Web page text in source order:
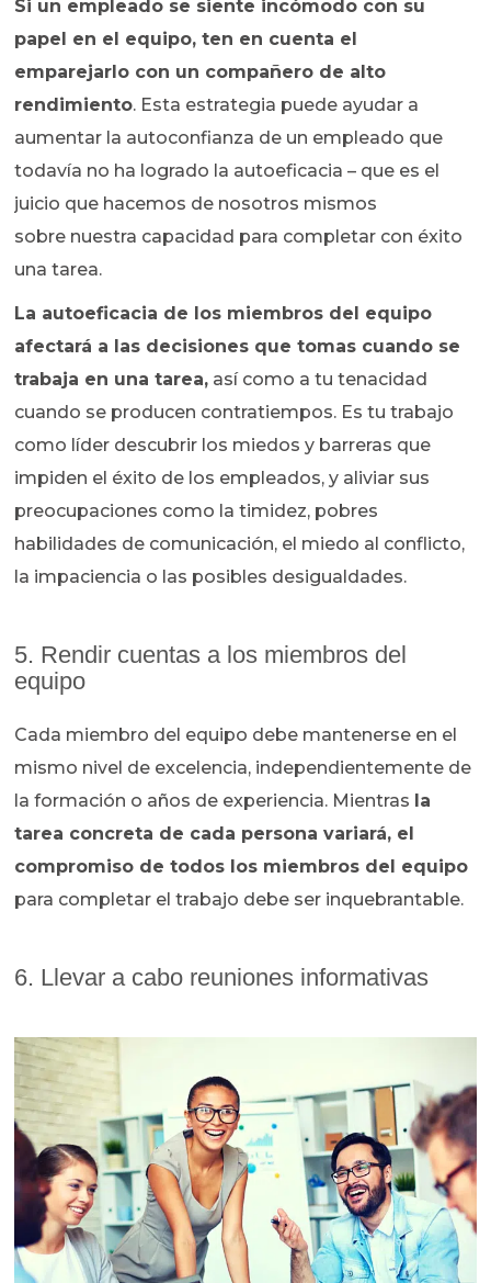
Si un empleado se siente incómodo con su
papel en el equipo, ten en cuenta el
emparejarlo con un compañero de alto
rendimiento. Esta estrategia puede ayudar a
aumentar la autoconfianza de un empleado que
todavía no ha logrado la autoeficacia – que es el
juicio que hacemos de nosotros mismos
sobre nuestra capacidad para completar con éxito
una tarea.
La autoeficacia de los miembros del equipo
afectará a las decisiones que tomas cuando se
trabaja en una tarea, así como a tu tenacidad
cuando se producen contratiempos. Es tu trabajo
como líder descubrir los miedos y barreras que
impiden el éxito de los empleados, y aliviar sus
preocupaciones como la timidez, pobres
habilidades de comunicación, el miedo al conflicto,
la impaciencia o las posibles desigualdades.
5. Rendir cuentas a los miembros del
equipo
Cada miembro del equipo debe mantenerse en el
mismo nivel de excelencia, independientemente de
la formación o años de experiencia. Mientras la
tarea concreta de cada persona variará, el
compromiso de todos los miembros del equipo
para completar el trabajo debe ser inquebrantable.
6. Llevar a cabo reuniones informativas